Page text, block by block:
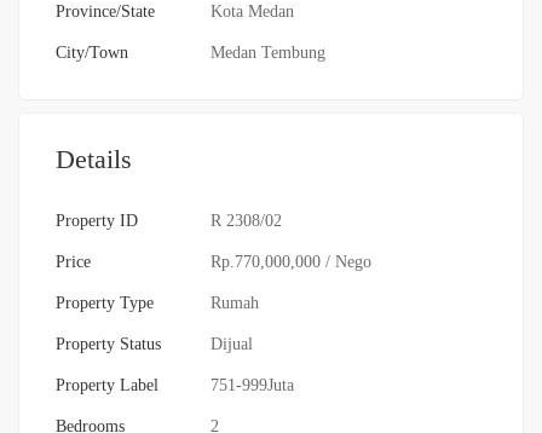
Province/State Kota Medan
City/Town Medan Tembung
Details
Property ID R 2308/02
Price Rp.770,000,000 / Nego
Property Type Rumah
Property Status Dijual
Property Label 751-999Juta
Bedrooms 2